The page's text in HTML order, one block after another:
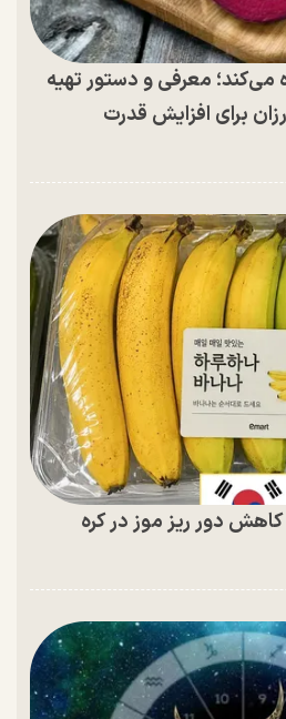
معرفی و دستور تهیه
برای افزایش قدرت
کاهش دور ریز موز در کره